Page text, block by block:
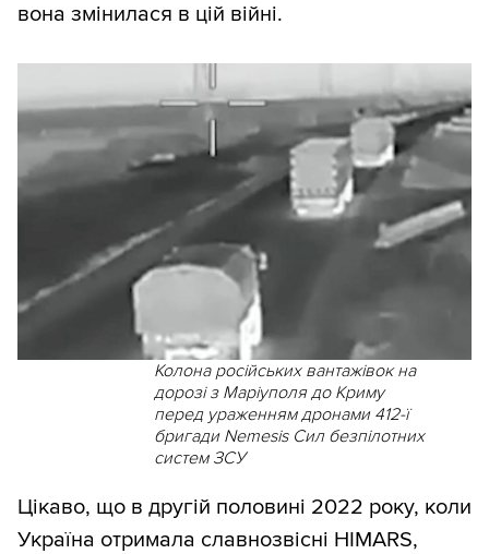
вона змінилася в цій війні.
Колона російських вантажівок на
дорозі з Маріуполя до Криму
перед ураженням дронами 412-ї
бригади Nemesis Сил безпілотних
систем ЗСУ
Цікаво, що в другій половині 2022 року, коли
Україна отримала славнозвісні HIMARS,